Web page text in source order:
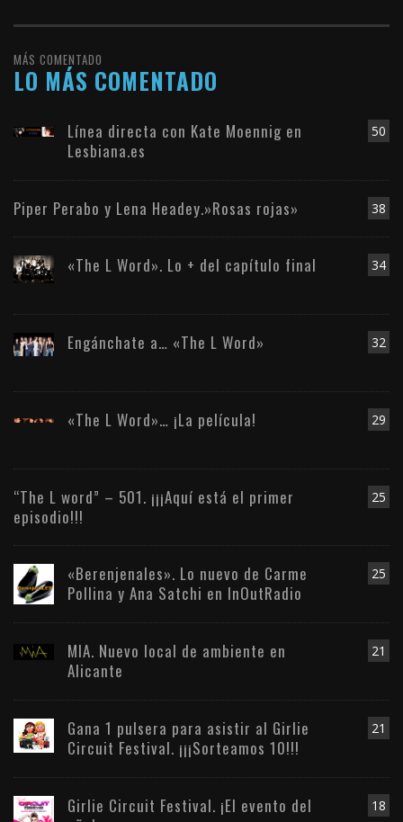
MÁS COMENTADO
LO MÁS COMENTADO
50
Línea directa con Kate Moennig en
Lesbiana.es
38
Piper Perabo y Lena Headey.»Rosas rojas»
34
«The L Word». Lo + del capítulo final
32
Engánchate a… «The L Word»
29
«The L Word»… ¡La película!
25
“The L word” – 501. ¡¡¡Aquí está el primer
episodio!!!
25
«Berenjenales». Lo nuevo de Carme
Pollina y Ana Satchi en InOutRadio
21
MIA. Nuevo local de ambiente en
Alicante
21
Gana 1 pulsera para asistir al Girlie
Circuit Festival. ¡¡¡Sorteamos 10!!!
18
Girlie Circuit Festival. ¡El evento del